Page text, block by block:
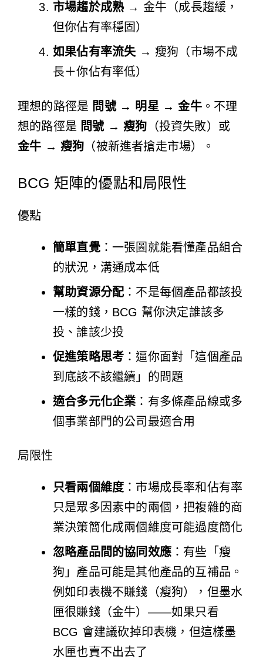
市場趨於成熟→ 金牛（成長趨緩，
但你佔有率穩固）
如果佔有率流失 → 瘦狗（市場不成
長＋你佔有率低）
理想的路徑是 問號 → 明星 → 金牛。不理
想的路徑是 問號 → 瘦狗 （投資失敗）或
金牛 → 瘦狗 （被新進者搶走市場）。
BCG 矩陣的優點和局限性
優點
簡單直覺：一張圖就能看懂產品組合
的狀況，溝通成本低
幫助資源分配：不是每個產品都該投
一樣的錢，BCG 幫你決定誰該多
投、誰該少投
促進策略思考 ：逼你面對「這個產品
到底該不該繼續」的問題
適合多元化企業 ：有多條產品線或多
個事業部門的公司最適合用
局限性
只看兩個維度 ：市場成長率和佔有率
只是眾多因素中的兩個，把複雜的商
業決策簡化成兩個維度可能過度簡化
忽略產品間的協同效應 ：有些「瘦
狗」產品可能是其他產品的互補品。
例如印表機不賺錢（瘦狗），但墨水
匣很賺錢（金牛）——如果只看
BCG 會建議砍掉印表機，但這樣墨
水匣也賣不出去了